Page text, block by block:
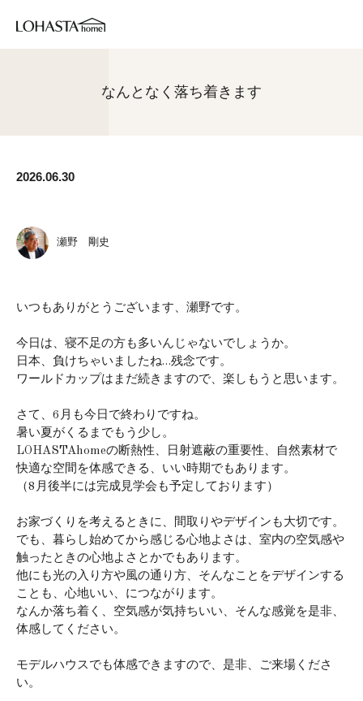
なんとなく落ち着きます
2026.06.30
瀬野 剛史
いつもありがとうございます、瀬野です。
今日は、寝不足の方も多いんじゃないでしょうか。
日本、負けちゃいましたね…残念です。
ワールドカップはまだ続きますので、楽しもうと思います。
さて、6月も今日で終わりですね。
暑い夏がくるまでもう少し。
LOHASTAhomeの断熱性、日射遮蔽の重要性、自然素材で
快適な空間を体感できる、いい時期でもあります。
（8月後半には完成見学会も予定しております）
お家づくりを考えるときに、間取りやデザインも大切です。
でも、暮らし始めてから感じる心地よさは、室内の空気感や
触ったときの心地よさとかでもあります。
他にも光の入り方や風の通り方、そんなことをデザインする
ことも、心地いい、につながります。
なんか落ち着く、空気感が気持ちいい、そんな感覚を是非、
体感してください。
モデルハウスでも体感できますので、是非、ご来場くださ
い。